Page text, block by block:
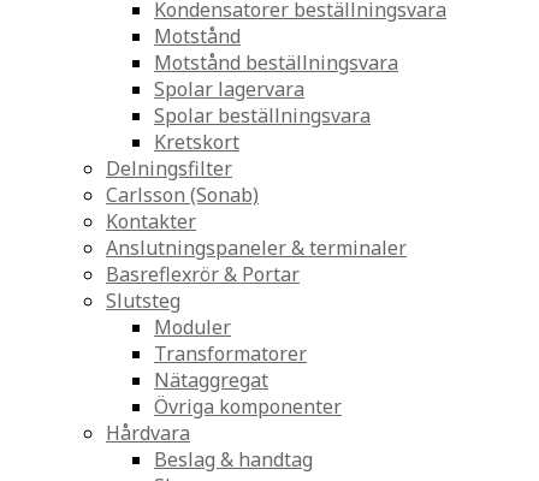
Kondensatorer beställningsvara
Motstånd
Motstånd beställningsvara
Spolar lagervara
Spolar beställningsvara
Kretskort
Delningsfilter
Carlsson (Sonab)
Kontakter
Anslutningspaneler & terminaler
Basreflexrör & Portar
Slutsteg
Moduler
Transformatorer
Nätaggregat
Övriga komponenter
Hårdvara
Beslag & handtag